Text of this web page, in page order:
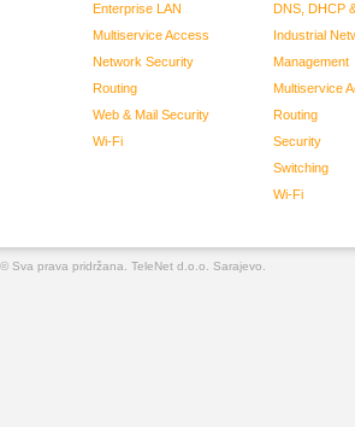
Enterprise LAN
Multiservice Access
Network Security
Routing
Web & Mail Security
Wi-Fi
DNS, DHCP
Industrial
Management
Multiservice
Routing
Security
Switching
Wi-Fi
Sva prava pridržana. TeleNet d.o.o. Sarajevo.